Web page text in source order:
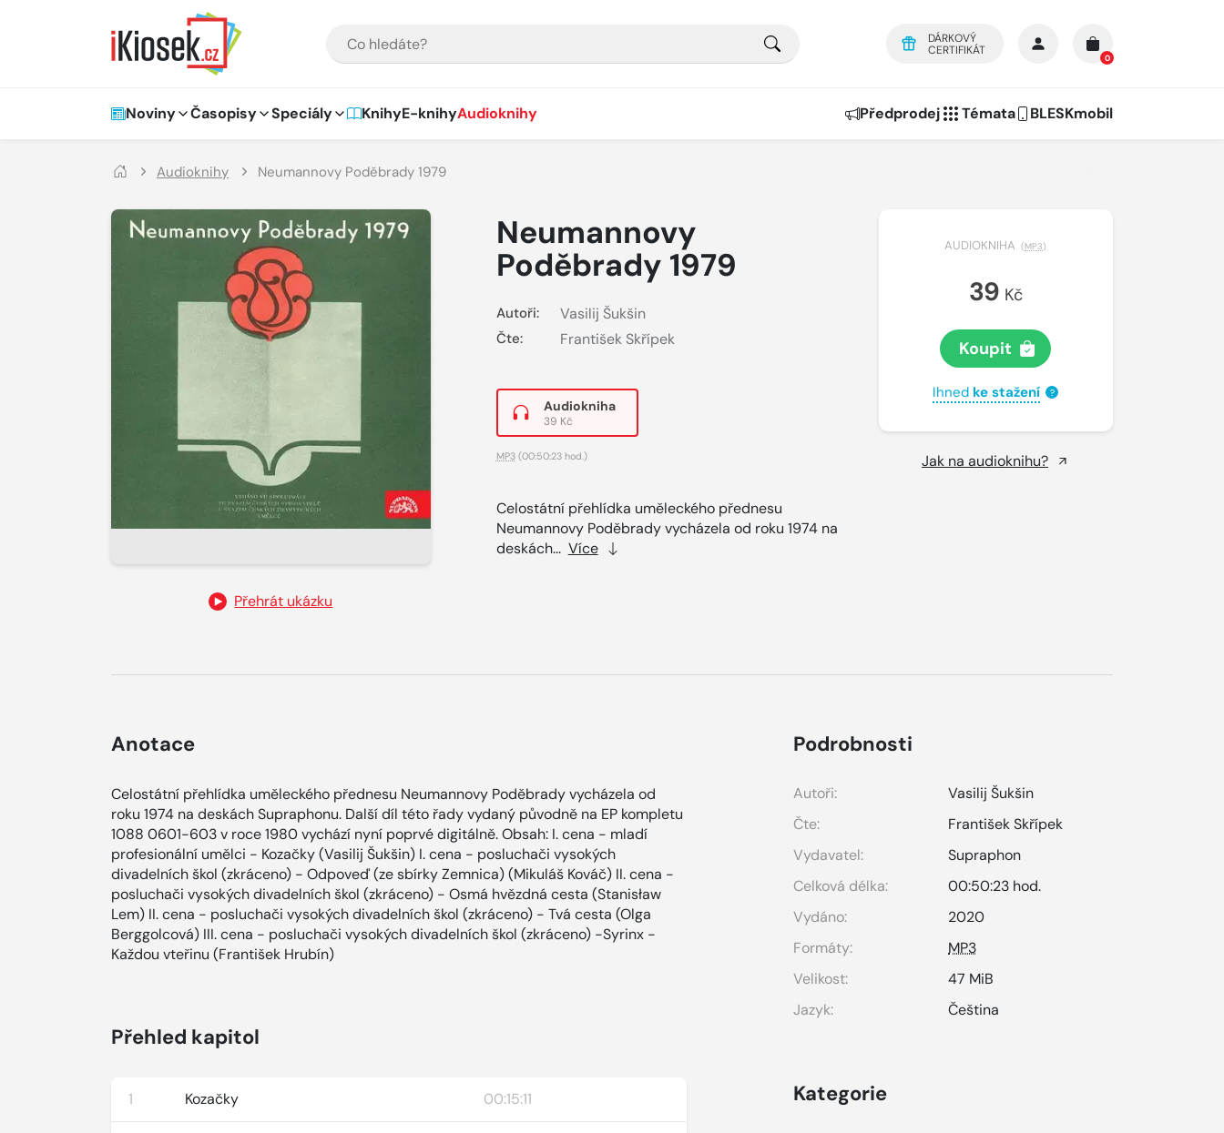
DÁRKOVÝ
CERTIFIKÁT
0
Hlavní navigace
Noviny Časopisy Speciály KnihyE-knihyAudioknihy Předprodej Témata BLESKmobil
Audioknihy Neumannovy Poděbrady 1979
Přehrát ukázku
Neumannovy
Poděbrady 1979
Autoři: Vasilij Šukšin
Čte: František Skřípek
Audiokniha
39 Kč
MP3(00:50:23 hod.)
Celostátní přehlídka uměleckého přednesu
Neumannovy Poděbrady vycházela od roku 1974 na
deskách... Více
AUDIOKNIHA (MP3)
39 Kč
Koupit
Ihned ke stažení ?
Jak na audioknihu?
Anotace
Celostátní přehlídka uměleckého přednesu Neumannovy Poděbrady vycházela od
roku 1974 na deskách Supraphonu. Další díl této řady vydaný původně na EP kompletu
1088 0601-603 v roce 1980 vychází nyní poprvé digitálně. Obsah: I. cena - mladí
profesionální umělci - Kozačky (Vasilij Šukšin) I. cena - posluchači vysokých
divadelních škol (zkráceno) - Odpoveď (ze sbírky Zemnica) (Mikuláš Kováč) II. cena -
posluchači vysokých divadelních škol (zkráceno) - Osmá hvězdná cesta (Stanisław
Lem) II. cena - posluchači vysokých divadelních škol (zkráceno) - Tvá cesta (Olga
Berggolcová) III. cena - posluchači vysokých divadelních škol (zkráceno) -Syrinx -
Každou vteřinu (František Hrubín)
Přehled kapitol
1 Kozačky 00:15:11
Podrobnosti
Autoři:
Vasilij Šukšin
Čte:
František Skřípek
Vydavatel:
Supraphon
Celková délka:
00:50:23 hod.
Vydáno:
2020
Formáty:
MP3
Velikost:
47 MiB
Jazyk:
Čeština
Kategorie